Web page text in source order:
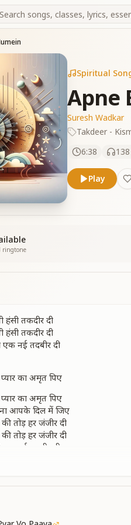
Spiritual
Apne
Suresh Wadkar
Takdeer -
6:38
138
Play
ringtone
तकदीर दी
तकदीर दी
नई तदबीर दी
का अमृत पिए
का अमृत पिए
आपके दिल में जिए
तोड़ हर जंजीर दी
तोड़ हर जंजीर दी
नई तदबीर दी
तख्त पर हमें रख लिया